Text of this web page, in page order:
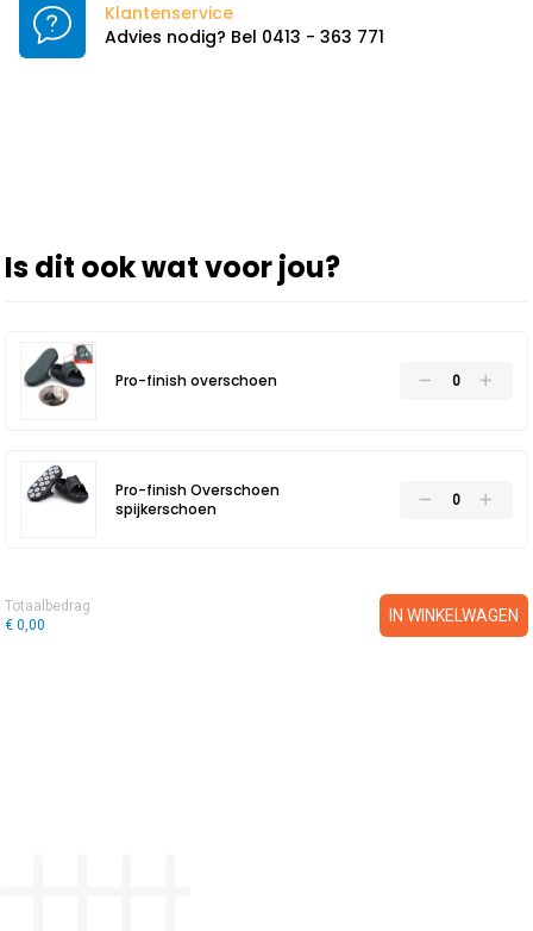
Klantenservice
Advies nodig? Bel 0413 - 363 771
Is dit ook wat voor jou?
Pro-finish overschoen
Pro-finish Overschoen
spijkerschoen
Totaalbedrag
€ 0,00
IN WINKELWAGEN